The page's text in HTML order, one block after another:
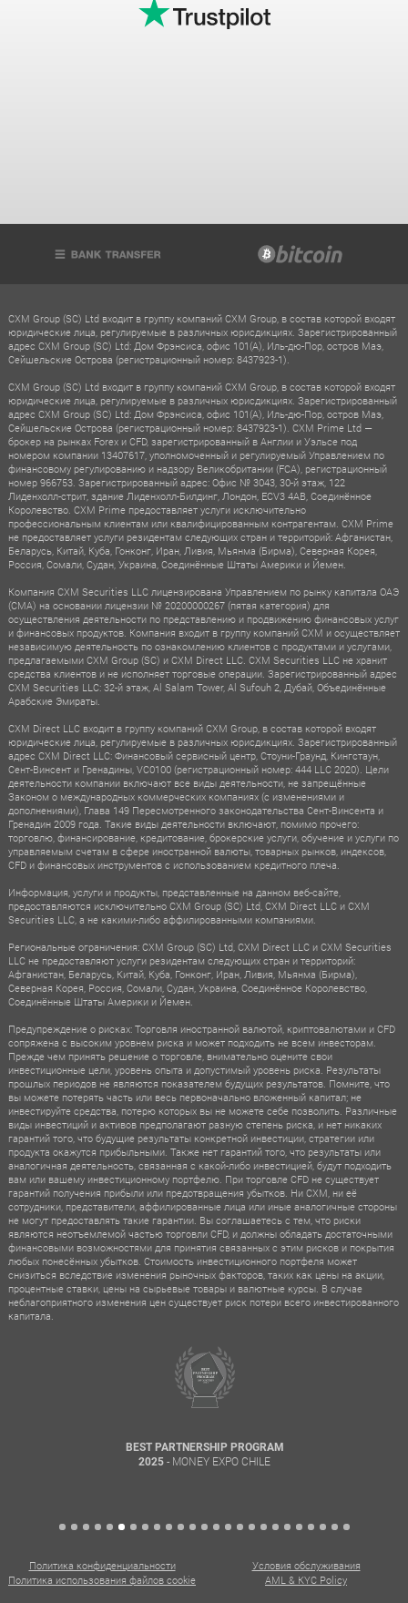
CXM Group (SC) Ltd входит в группу компаний CXM Group, в состав которой входят
юридические лица, регулируемые в различных юрисдикциях. Зарегистрированный
адрес CXM Group (SC) Ltd: Дом Фрэнсиса, офис 101(A), Иль-дю-Пор, остров Маэ,
Сейшельские Острова (регистрационный номер: 8437923-1).
CXM Group (SC) Ltd входит в группу компаний CXM Group, в состав которой входят
юридические лица, регулируемые в различных юрисдикциях. Зарегистрированный
адрес CXM Group (SC) Ltd: Дом Фрэнсиса, офис 101(A), Иль-дю-Пор, остров Маэ,
Сейшельские Острова (регистрационный номер: 8437923-1). CXM Prime Ltd —
брокер на рынках Forex и CFD, зарегистрированный в Англии и Уэльсе под
номером компании 13407617, уполномоченный и регулируемый Управлением по
финансовому регулированию и надзору Великобритании (FCA), регистрационный
номер 966753. Зарегистрированный адрес: Офис № 3043, 30-й этаж, 122
Лиденхолл-стрит, здание Лиденхолл-Билдинг, Лондон, ECV3 4AB, Соединённое
Королевство. CXM Prime предоставляет услуги исключительно
профессиональным клиентам или квалифицированным контрагентам. CXM Prime
не предоставляет услуги резидентам следующих стран и территорий: Афганистан,
Беларусь, Китай, Куба, Гонконг, Иран, Ливия, Мьянма (Бирма), Северная Корея,
Россия, Сомали, Судан, Украина, Соединённые Штаты Америки и Йемен.
Компания CXM Securities LLC лицензирована Управлением по рынку капитала ОАЭ
(CMA) на основании лицензии № 20200000267 (пятая категория) для
осуществления деятельности по представлению и продвижению финансовых услуг
и финансовых продуктов. Компания входит в группу компаний CXM и осуществляет
независимую деятельность по ознакомлению клиентов с продуктами и услугами,
предлагаемыми CXM Group (SC) и CXM Direct LLC. CXM Securities LLC не хранит
средства клиентов и не исполняет торговые операции. Зарегистрированный адрес
CXM Securities LLC: 32-й этаж, Al Salam Tower, Al Sufouh 2, Дубай, Объединённые
Арабские Эмираты.
CXM Direct LLC входит в группу компаний CXM Group, в состав которой входят
юридические лица, регулируемые в различных юрисдикциях. Зарегистрированный
адрес CXM Direct LLC: Финансовый сервисный центр, Стоуни-Граунд, Кингстаун,
Сент-Винсент и Гренадины, VC0100 (регистрационный номер: 444 LLC 2020). Цели
деятельности компании включают все виды деятельности, не запрещённые
Законом о международных коммерческих компаниях (с изменениями и
дополнениями), Глава 149 Пересмотренного законодательства Сент-Винсента и
Гренадин 2009 года. Такие виды деятельности включают, помимо прочего:
торговлю, финансирование, кредитование, брокерские услуги, обучение и услуги по
управляемым счетам в сфере иностранной валюты, товарных рынков, индексов,
CFD и финансовых инструментов с использованием кредитного плеча.
Информация, услуги и продукты, представленные на данном веб-сайте,
предоставляются исключительно CXM Group (SC) Ltd, CXM Direct LLC и CXM
Securities LLC, а не какими-либо аффилированными компаниями.
Региональные ограничения: CXM Group (SC) Ltd, CXM Direct LLC и CXM Securities
LLC не предоставляют услуги резидентам следующих стран и территорий:
Афганистан, Беларусь, Китай, Куба, Гонконг, Иран, Ливия, Мьянма (Бирма),
Северная Корея, Россия, Сомали, Судан, Украина, Соединённое Королевство,
Соединённые Штаты Америки и Йемен.
Предупреждение о рисках: Торговля иностранной валютой, криптовалютами и CFD
сопряжена с высоким уровнем риска и может подходить не всем инвесторам.
Прежде чем принять решение о торговле, внимательно оцените свои
инвестиционные цели, уровень опыта и допустимый уровень риска. Результаты
прошлых периодов не являются показателем будущих результатов. Помните, что
вы можете потерять часть или весь первоначально вложенный капитал; не
инвестируйте средства, потерю которых вы не можете себе позволить. Различные
виды инвестиций и активов предполагают разную степень риска, и нет никаких
гарантий того, что будущие результаты конкретной инвестиции, стратегии или
продукта окажутся прибыльными. Также нет гарантий того, что результаты или
аналогичная деятельность, связанная с какой-либо инвестицией, будут подходить
вам или вашему инвестиционному портфелю. При торговле CFD не существует
гарантий получения прибыли или предотвращения убытков. Ни CXM, ни её
сотрудники, представители, аффилированные лица или иные аналогичные стороны
не могут предоставлять такие гарантии. Вы соглашаетесь с тем, что риски
являются неотъемлемой частью торговли CFD, и должны обладать достаточными
финансовыми возможностями для принятия связанных с этим рисков и покрытия
любых понесённых убытков. Стоимость инвестиционного портфеля может
снизиться вследствие изменения рыночных факторов, таких как цены на акции,
процентные ставки, цены на сырьевые товары и валютные курсы. В случае
неблагоприятного изменения цен существует риск потери всего инвестированного
капитала.
BEST PARTNERSHIP PROGRAM
2025 - MONEY EXPO CHILE
Политика конфиденциальности
Условия обслуживания
Политика использования файлов cookie
AML & KYC Policy